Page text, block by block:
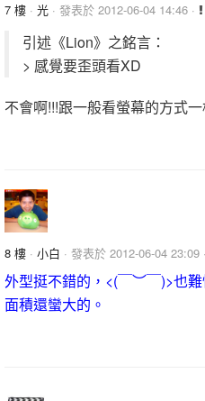
7 樓 · 光 · 發表於 2012-06-04 14:46 ·
引述《Lion》之銘言：
> 感覺要歪頭看XD
不會啊!!!跟一般看螢幕的方式
8 樓 · 小白 · 發表於 2012-06-04 23:09 ·
外型挺不錯的，<(￣︶￣)>也
面積還蠻大的。